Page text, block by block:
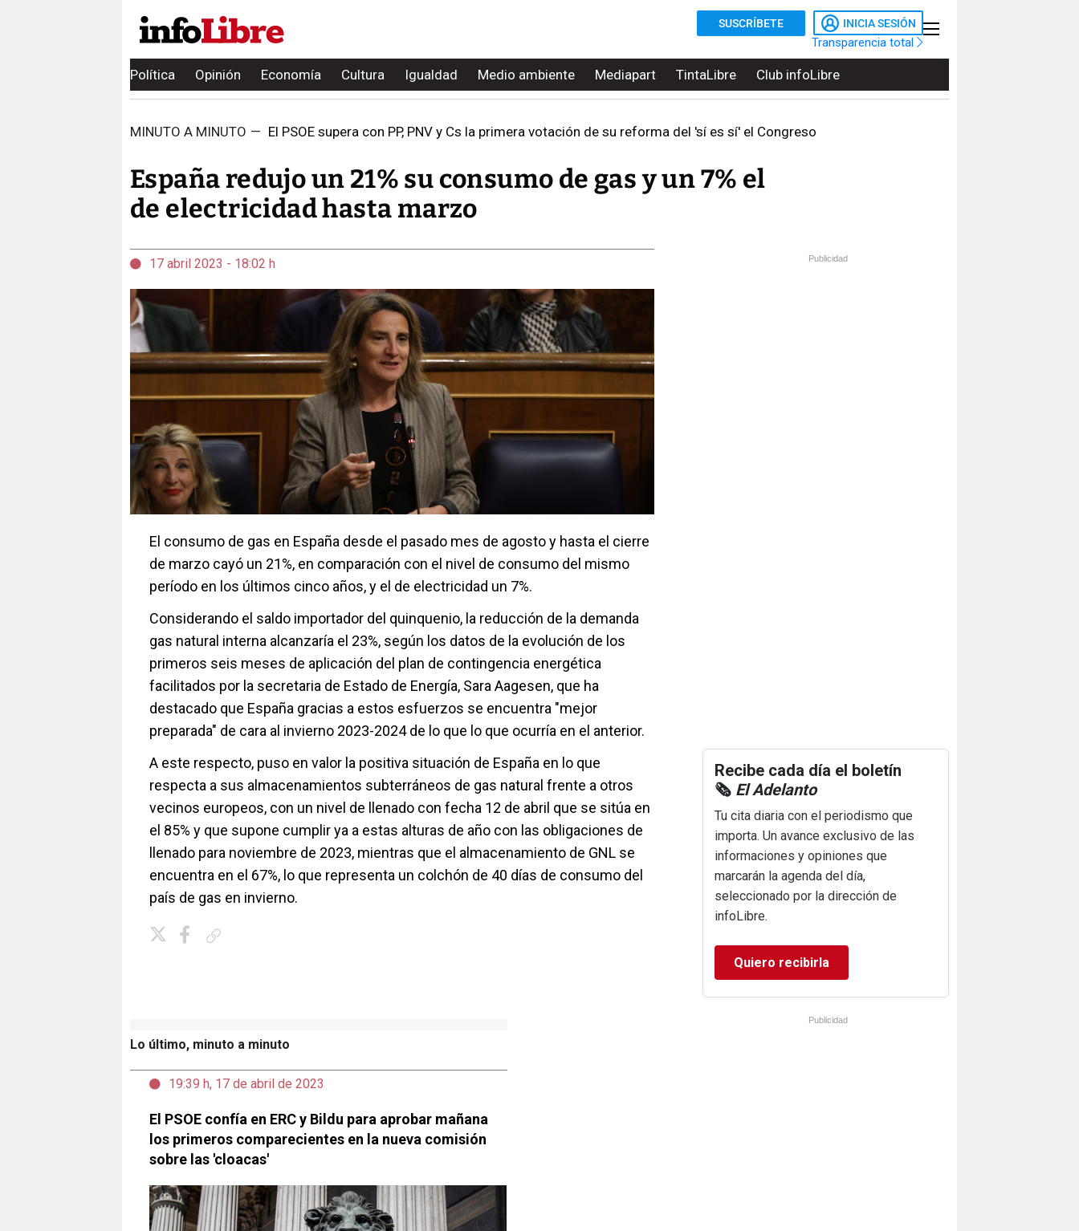
SUSCRÍBETE INICIA SESIÓN
Transparencia total
Política Opinión Economía Cultura Igualdad Medio ambiente Mediapart TintaLibre Club infoLibre
MINUTO A MINUTO — El PSOE supera con PP, PNV y Cs la primera votación de su reforma del 'sí es sí' el Congreso
España redujo un 21% su consumo de gas y un 7% el
de electricidad hasta marzo
17 abril 2023 - 18:02 h
El consumo de gas en España desde el pasado mes de agosto y hasta el cierre
de marzo cayó un 21%, en comparación con el nivel de consumo del mismo
período en los últimos cinco años, y el de electricidad un 7%.
Considerando el saldo importador del quinquenio, la reducción de la demanda
gas natural interna alcanzaría el 23%, según los datos de la evolución de los
primeros seis meses de aplicación del plan de contingencia energética
facilitados por la secretaria de Estado de Energía, Sara Aagesen, que ha
destacado que España gracias a estos esfuerzos se encuentra "mejor
preparada" de cara al invierno 2023-2024 de lo que lo que ocurría en el anterior.
A este respecto, puso en valor la positiva situación de España en lo que
respecta a sus almacenamientos subterráneos de gas natural frente a otros
vecinos europeos, con un nivel de llenado con fecha 12 de abril que se sitúa en
el 85% y que supone cumplir ya a estas alturas de año con las obligaciones de
llenado para noviembre de 2023, mientras que el almacenamiento de GNL se
encuentra en el 67%, lo que representa un colchón de 40 días de consumo del
país de gas en invierno.
Lo último, minuto a minuto
19:39 h, 17 de abril de 2023
El PSOE confía en ERC y Bildu para aprobar mañana
los primeros comparecientes en la nueva comisión
sobre las 'cloacas'
Publicidad
Recibe cada día el boletín
🗞️ El Adelanto
Tu cita diaria con el periodismo que
importa. Un avance exclusivo de las
informaciones y opiniones que
marcarán la agenda del día,
seleccionado por la dirección de
infoLibre.
Quiero recibirla
Publicidad